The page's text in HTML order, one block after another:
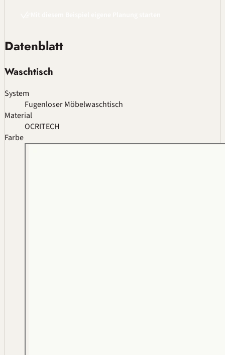
Datenblatt
Waschtisch
System
Fugenloser Möbelwaschtisch
Material
OCRITECH
Farbe